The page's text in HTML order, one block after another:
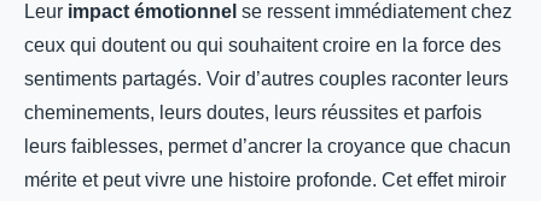
Leur impact émotionnel se ressent immédiatement chez
ceux qui doutent ou qui souhaitent croire en la force des
sentiments partagés. Voir d’autres couples raconter leurs
cheminements, leurs doutes, leurs réussites et parfois
leurs faiblesses, permet d’ancrer la croyance que chacun
mérite et peut vivre une histoire profonde. Cet effet miroir